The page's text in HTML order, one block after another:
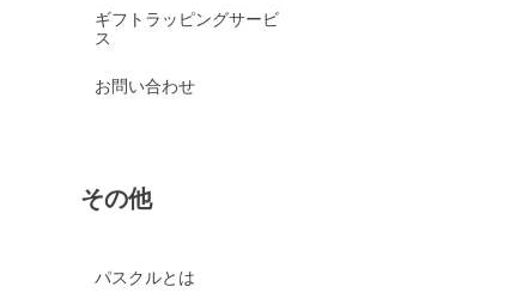
ギフトラッピングサービ
ス
お問い合わせ
その他
パスクルとは